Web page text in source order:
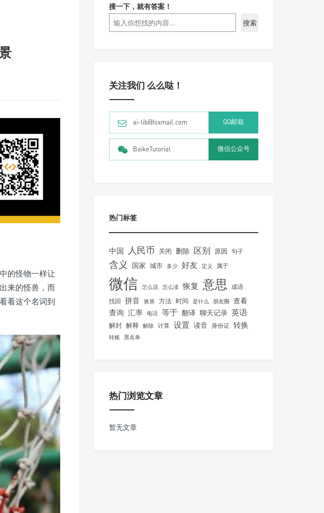
的怪物一样让
来的怪兽，而
看这个名词到
搜一下，就有答案！
搜索
关注我们 么么哒！
ai-lib@foxmail.com QQ邮箱
BaikeTutorial 微信公众号
热门标签
中国 人民币 关闭 删除 区别 原因 句子
含义 国家 城市 多少 好友 定义 属于
微信 怎么说 怎么读 恢复 意思 成语
找回 拼音 换算 方法 时间 是什么 朋友圈 查看
查询 汇率 电话 等于 翻译 聊天记录 英语
解封 解释 解除 计算 设置 读音 身份证 转换
转账 黑名单
热门浏览文章
暂无文章